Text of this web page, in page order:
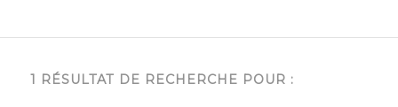
1 RÉSULTAT DE RECHERCHE POUR :